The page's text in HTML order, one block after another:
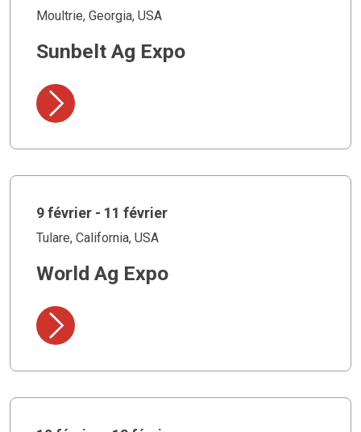
Moultrie, Georgia, USA
Sunbelt Ag Expo
9 février - 11 février
Tulare, California, USA
World Ag Expo